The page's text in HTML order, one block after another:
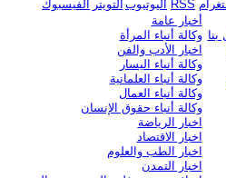
الفيسبوك التويتر اليوتيوب RSS
أخبار عامة
وكالة أنباء المرأة
اخبار الأدب والفن
وكالة أنباء اليسار
وكالة أنباء العلمانية
وكالة أنباء العمال
وكالة أنباء حقوق الإنسان
اخبار الرياضة
اخبار الاقتصاد
اخبار الطب والعلوم
اخبار التمدن